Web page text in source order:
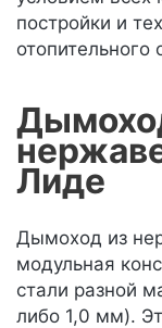
постройки и
отопительного
Лиде
Дымоход из
модульная
стали разной
либо 1,0 мм).